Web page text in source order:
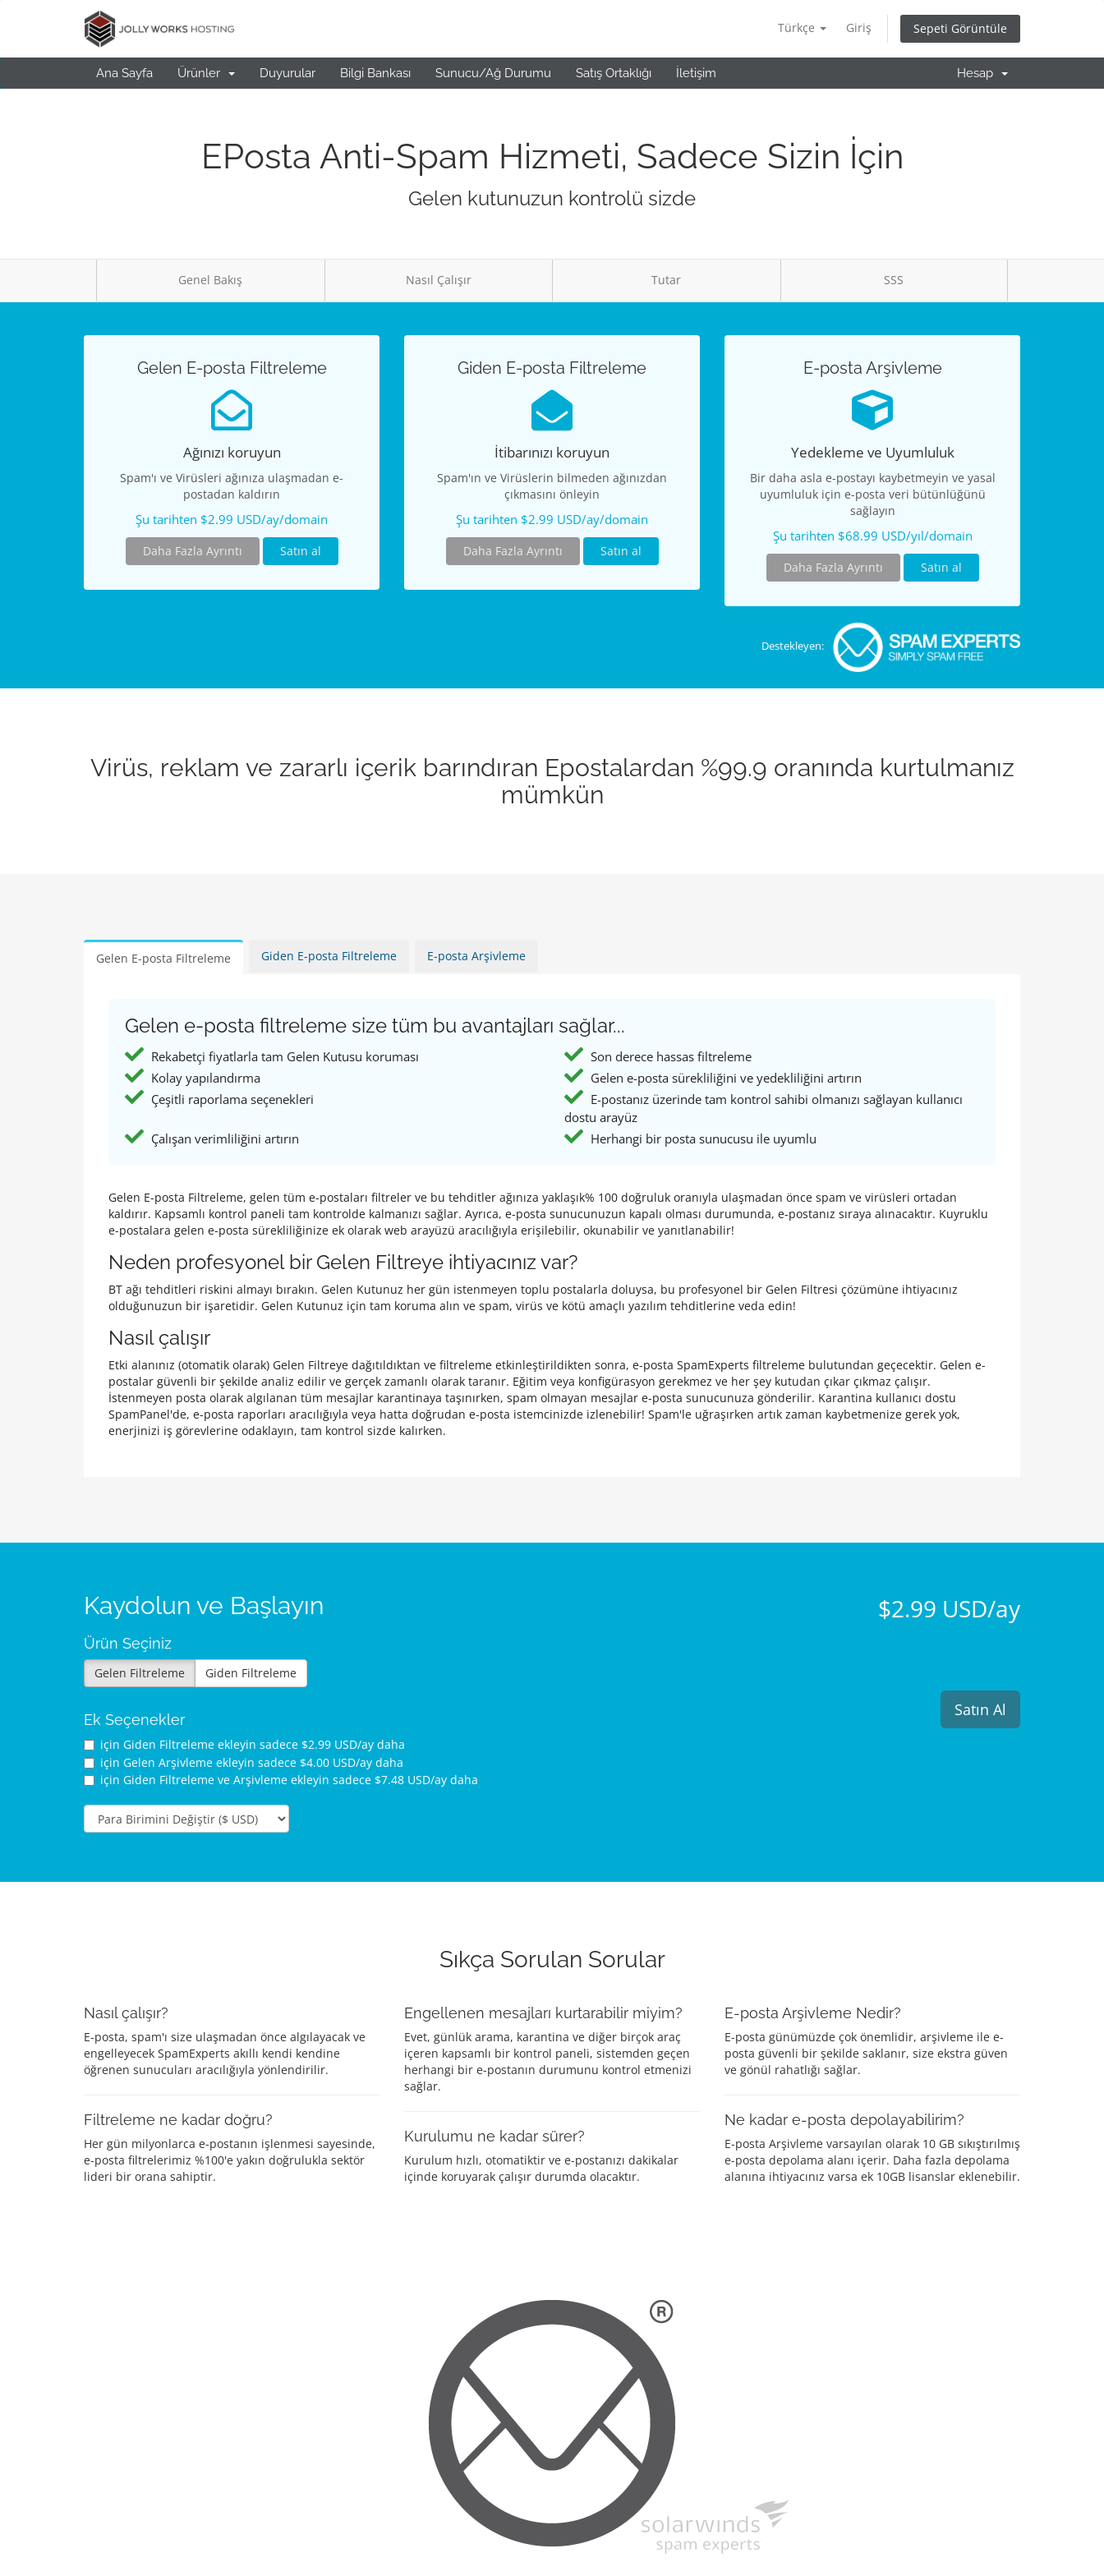
Türkçe Giriş Sepeti Görüntüle
Ana Sayfa Ürünler Duyurular Bilgi Bankası Sunucu/Ağ Durumu Satış Ortaklığı İletişim Hesap
EPosta Anti-Spam Hizmeti, Sadece Sizin İçin
Gelen kutunuzun kontrolü sizde
Genel Bakış Nasıl Çalışır Tutar SSS
Gelen E-posta Filtreleme
Ağınızı koruyun
Spam'ı ve Virüsleri ağınıza ulaşmadan e-
postadan kaldırın
Şu tarihten $2.99 USD/ay/domain
Daha Fazla Ayrıntı Satın al
Giden E-posta Filtreleme
İtibarınızı koruyun
Spam'ın ve Virüslerin bilmeden ağınızdan
çıkmasını önleyin
Şu tarihten $2.99 USD/ay/domain
Daha Fazla Ayrıntı Satın al
E-posta Arşivleme
Yedekleme ve Uyumluluk
Bir daha asla e-postayı kaybetmeyin ve yasal
uyumluluk için e-posta veri bütünlüğünü
sağlayın
Şu tarihten $68.99 USD/yıl/domain
Daha Fazla Ayrıntı Satın al
Destekleyen:
Virüs, reklam ve zararlı içerik barındıran Epostalardan %99.9 oranında kurtulmanız
mümkün
Gelen E-posta Filtreleme Giden E-posta Filtreleme E-posta Arşivleme
Gelen e-posta filtreleme size tüm bu avantajları sağlar...
Rekabetçi fiyatlarla tam Gelen Kutusu koruması
Son derece hassas filtreleme
Kolay yapılandırma
Gelen e-posta sürekliliğini ve yedekliliğini artırın
Çeşitli raporlama seçenekleri
E-postanız üzerinde tam kontrol sahibi olmanızı sağlayan kullanıcı
dostu arayüz
Çalışan verimliliğini artırın
Herhangi bir posta sunucusu ile uyumlu
Gelen E-posta Filtreleme, gelen tüm e-postaları filtreler ve bu tehditler ağınıza yaklaşık% 100 doğruluk oranıyla ulaşmadan önce spam ve virüsleri ortadan
kaldırır. Kapsamlı kontrol paneli tam kontrolde kalmanızı sağlar. Ayrıca, e-posta sunucunuzun kapalı olması durumunda, e-postanız sıraya alınacaktır. Kuyruklu
e-postalara gelen e-posta sürekliliğinize ek olarak web arayüzü aracılığıyla erişilebilir, okunabilir ve yanıtlanabilir!
Neden profesyonel bir Gelen Filtreye ihtiyacınız var?
BT ağı tehditleri riskini almayı bırakın. Gelen Kutunuz her gün istenmeyen toplu postalarla doluysa, bu profesyonel bir Gelen Filtresi çözümüne ihtiyacınız
olduğunuzun bir işaretidir. Gelen Kutunuz için tam koruma alın ve spam, virüs ve kötü amaçlı yazılım tehditlerine veda edin!
Nasıl çalışır
Etki alanınız (otomatik olarak) Gelen Filtreye dağıtıldıktan ve filtreleme etkinleştirildikten sonra, e-posta SpamExperts filtreleme bulutundan geçecektir. Gelen e-
postalar güvenli bir şekilde analiz edilir ve gerçek zamanlı olarak taranır. Eğitim veya konfigürasyon gerekmez ve her şey kutudan çıkar çıkmaz çalışır.
İstenmeyen posta olarak algılanan tüm mesajlar karantinaya taşınırken, spam olmayan mesajlar e-posta sunucunuza gönderilir. Karantina kullanıcı dostu
SpamPanel'de, e-posta raporları aracılığıyla veya hatta doğrudan e-posta istemcinizde izlenebilir! Spam'le uğraşırken artık zaman kaybetmenize gerek yok,
enerjinizi iş görevlerine odaklayın, tam kontrol sizde kalırken.
Kaydolun ve Başlayın
Ürün Seçiniz
Gelen Filtreleme Giden Filtreleme
Ek Seçenekler
için Giden Filtreleme ekleyin sadece $2.99 USD/ay daha
için Gelen Arşivleme ekleyin sadece $4.00 USD/ay daha
için Giden Filtreleme ve Arşivleme ekleyin sadece $7.48 USD/ay daha
$2.99 USD/ay
Satın Al
Sıkça Sorulan Sorular
Nasıl çalışır?
E-posta, spam'ı size ulaşmadan önce algılayacak ve
engelleyecek SpamExperts akıllı kendi kendine
öğrenen sunucuları aracılığıyla yönlendirilir.
Filtreleme ne kadar doğru?
Her gün milyonlarca e-postanın işlenmesi sayesinde,
e-posta filtrelerimiz %100'e yakın doğrulukla sektör
lideri bir orana sahiptir.
Engellenen mesajları kurtarabilir miyim?
Evet, günlük arama, karantina ve diğer birçok araç
içeren kapsamlı bir kontrol paneli, sistemden geçen
herhangi bir e-postanın durumunu kontrol etmenizi
sağlar.
Kurulumu ne kadar sürer?
Kurulum hızlı, otomatiktir ve e-postanızı dakikalar
içinde koruyarak çalışır durumda olacaktır.
E-posta Arşivleme Nedir?
E-posta günümüzde çok önemlidir, arşivleme ile e-
posta güvenli bir şekilde saklanır, size ekstra güven
ve gönül rahatlığı sağlar.
Ne kadar e-posta depolayabilirim?
E-posta Arşivleme varsayılan olarak 10 GB sıkıştırılmış
e-posta depolama alanı içerir. Daha fazla depolama
alanına ihtiyacınız varsa ek 10GB lisanslar eklenebilir.